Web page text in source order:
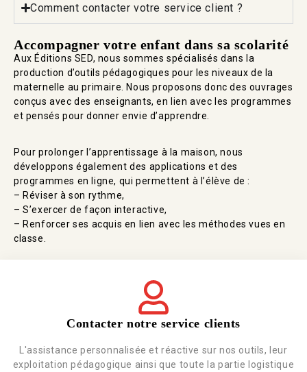
Comment contacter votre service client ?
Accompagner votre enfant dans sa scolarité
Aux Éditions SED, nous sommes spécialisés dans la
production d’outils pédagogiques pour les niveaux de la
maternelle au primaire. Nous proposons donc des ouvrages
conçus avec des enseignants, en lien avec les programmes
et pensés pour donner envie d’apprendre.
Pour prolonger l’apprentissage à la maison, nous
développons également des applications et des
programmes en ligne, qui permettent à l’élève de :
– Réviser à son rythme,
– S’exercer de façon interactive,
– Renforcer ses acquis en lien avec les méthodes vues en
classe.
Contacter notre service clients
L'assistance personnalisée et réactive sur nos outils, leur
exploitation pédagogique ainsi que toute la partie logistique